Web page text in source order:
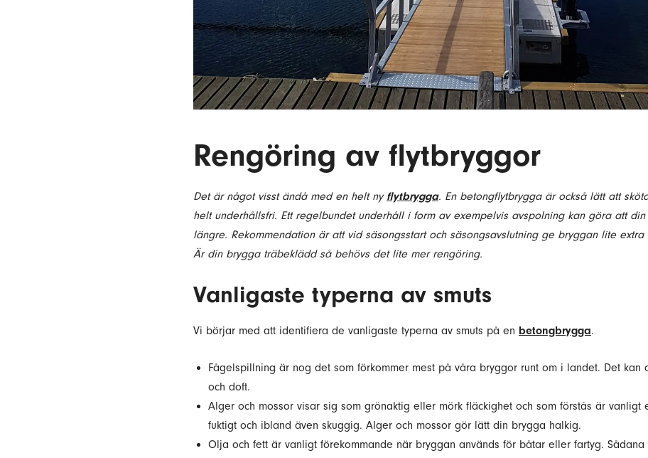
Rengöring av flytbryggor
Det är något visst ändå med en helt ny flytbrygga. En betongflytbrygga är också lätt att
helt underhållsfri. Ett regelbundet underhåll i form av exempelvis avspolning kan göra att
längre. Rekommendation är att vid säsongsstart och säsongsavslutning ge bryggan lite
Är din brygga träbeklädd så behövs det lite mer rengöring.
Vanligaste typerna av smuts
Vi börjar med att identifiera de vanligaste typerna av smuts på en betongbrygga.
Fågelspillning är nog det som förkommer mest på våra bryggor runt om i landet. Det kan
och doft.
Alger och mossor visar sig som grönaktig eller mörk fläckighet och som förstås är vanligt
fuktigt och ibland även skuggig. Alger och mossor gör lätt din brygga halkig.
Olja och fett är vanligt förekommande när bryggan används för båtar eller fartyg.